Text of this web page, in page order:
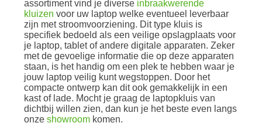
assortiment vind je diverse inbraakwerende
kluizen voor uw laptop welke eventueel leverbaar
zijn met stroomvoorziening. Dit type kluis is
specifiek bedoeld als een veilige opslagplaats voor
je laptop, tablet of andere digitale apparaten. Zeker
met de gevoelige informatie die op deze apparaten
staan, is het handig om een plek te hebben waar je
jouw laptop veilig kunt wegstoppen. Door het
compacte ontwerp kan dit ook gemakkelijk in een
kast of lade. Mocht je graag de laptopkluis van
dichtbij willen zien, dan kun je het beste even langs
onze showroom komen.